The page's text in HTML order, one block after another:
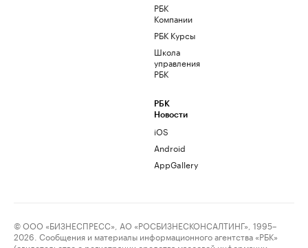
РБК
Компании
РБК Курсы
Школа
управления
РБК
РБК
Новости
iOS
Android
AppGallery
© ООО «БИЗНЕСПРЕСС», АО «РОСБИЗНЕСКОНСАЛТИНГ», 1995–
2026. Сообщения и материалы информационного агентства «РБК»